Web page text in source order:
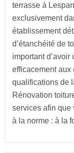
terrasse à
exclusivement
établissement
d’étanchéité de
important
efficacement aux
qualifications de
Rénovation
services afin que
à la norme : à la